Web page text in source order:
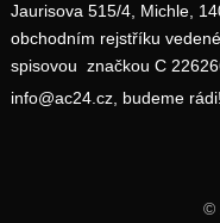
Jaurisova 515/4, Michle,
obchodním rejstříku
spisovou značkou C
info@ac24.cz, budeme rádi!
©